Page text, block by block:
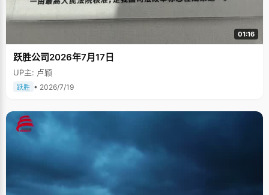
01:16
跃胜公司2026年7月17日
UP主: 卢颖
跃胜 • 2026/7/19